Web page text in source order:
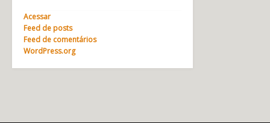
Acessar
Feed de posts
Feed de comentários
WordPress.org